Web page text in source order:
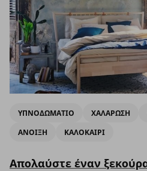
ΥΠΝΟΔΩΜΑΤΙΟ ΧΑΛΑΡΩΣΗ
ΑΝΟΙΞΗ
ΚΑΛΟΚΑΙΡΙ
Απολαύστε έναν